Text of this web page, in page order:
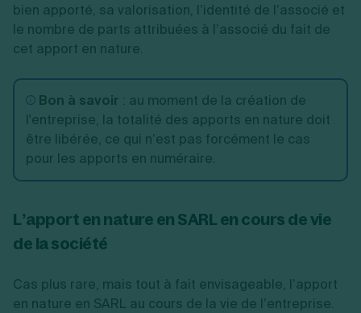
bien apporté, sa valorisation, l’identité de l’associé et
le nombre de parts attribuées à l’associé du fait de
cet apport en nature.
Bon à savoir : au moment de la création de
l'entreprise, la totalité des apports en nature doit
être libérée, ce qui n’est pas forcément le cas
pour les apports en numéraire.
L’apport en nature en SARL en cours de vie
de la société
Cas plus rare, mais tout à fait envisageable, l’apport
en nature en SARL au cours de la vie de l’entreprise.